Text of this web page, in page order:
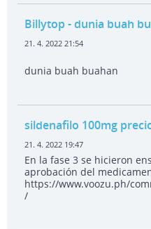
Billytop - dunia buah
21. 4. 2022 21:54
dunia buah buahan
sildenafilo 100mg
21. 4. 2022 19:47
En la fase 3 se hicieron
aprobación del
https://www.voozu.ph/
/